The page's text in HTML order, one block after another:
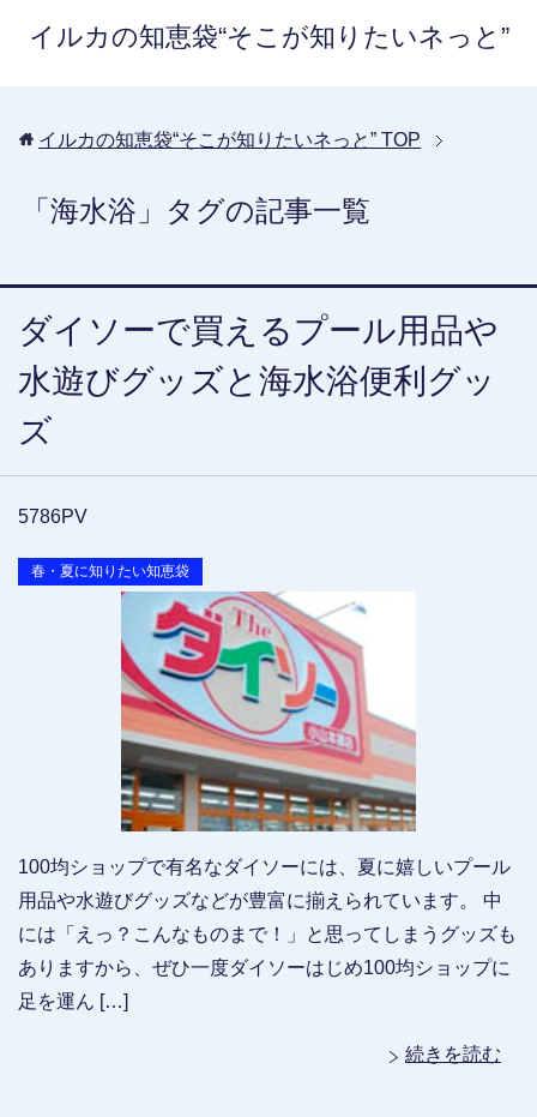
イルカの知恵袋“そこが知りたいネっと”
イルカの知恵袋“そこが知りたいネっと” TOP
「海水浴」タグの記事一覧
ダイソーで買えるプール用品や
水遊びグッズと海水浴便利グッ
ズ
5786PV
春・夏に知りたい知恵袋
100均ショップで有名なダイソーには、夏に嬉しいプール
用品や水遊びグッズなどが豊富に揃えられています。 中
には「えっ？こんなものまで！」と思ってしまうグッズも
ありますから、ぜひ一度ダイソーはじめ100均ショップに
足を運ん […]
続きを読む